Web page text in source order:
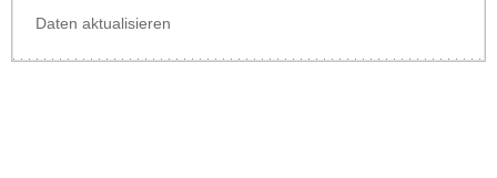
Daten aktualisieren